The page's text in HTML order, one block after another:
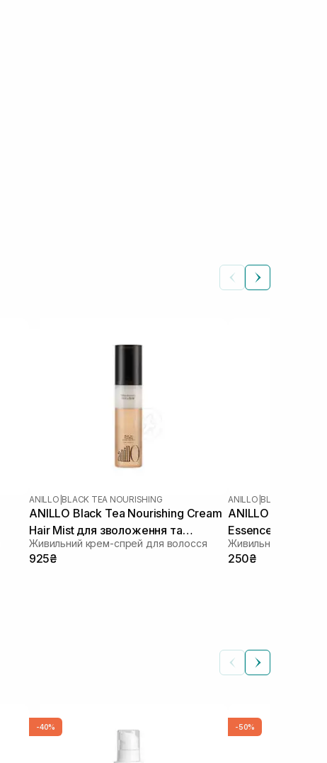
ANILLO BLACK TEA NOURISHING
ANILLO Black Tea Nourishing Cream
Hair Mist для зволоження та
розгладження волосся 70 мл
Живильний крем-спрей для волосся
925₴
ANILLO BLACK TEA
ANILLO Black
Essence 10 мл
250₴
-40% -50%